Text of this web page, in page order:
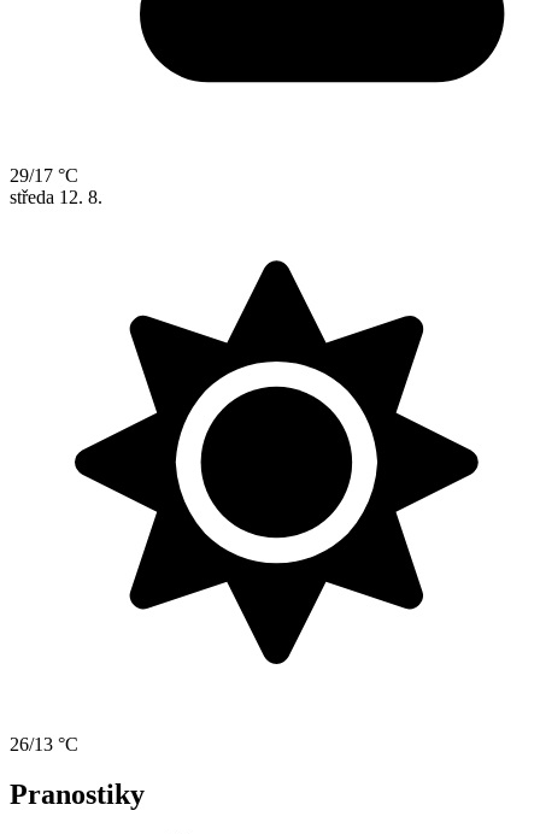
29/17 °C
středa 12. 8.
26/13 °C
Pranostiky